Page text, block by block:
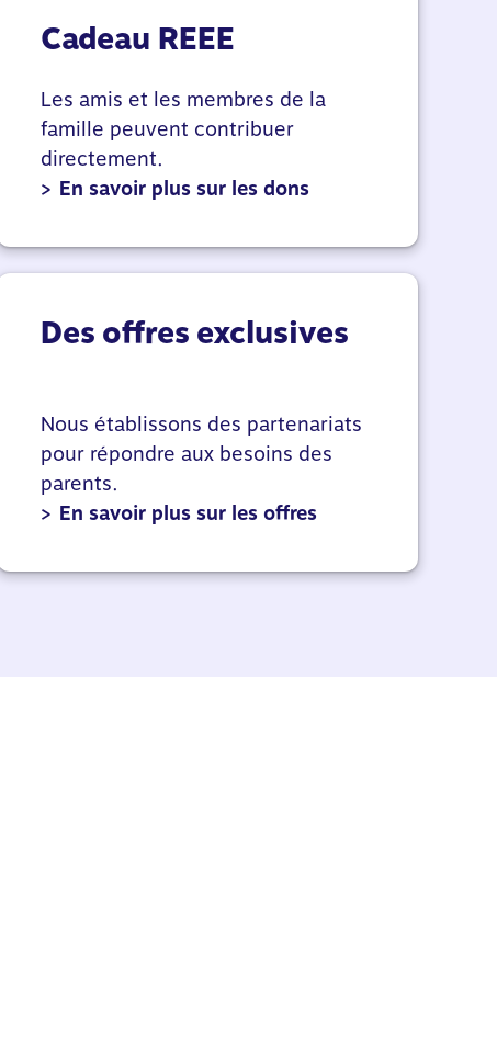
Cadeau REEE
Les amis et les membres de la
famille peuvent contribuer
directement.
> En savoir plus sur les dons
Des offres exclusives
Nous établissons des partenariats
pour répondre aux besoins des
parents.
> En savoir plus sur les offres